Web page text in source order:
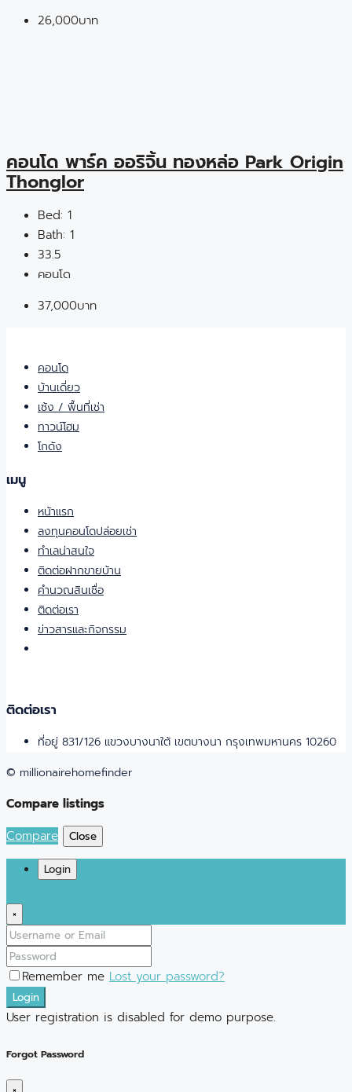
26,000บาท
คอนโด พาร์ค ออริจิ้น ทองหล่อ Park Origin
Thonglor
Bed: 1
Bath: 1
33.5
คอนโด
37,000บาท
คอนโด
บ้านเดี่ยว
เซ้ง / พื้นที่เช่า
ทาวน์โฮม
โกดัง
เมนู
หน้าแรก
ลงทุนคอนโดปล่อยเช่า
ทำเลน่าสนใจ
ติดต่อฝากขายบ้าน
คำนวณสินเชื่อ
ติดต่อเรา
ข่าวสารและกิจกรรม
ติดต่อเรา
ที่อยู่ 831/126 แขวงบางนาใต้ เขตบางนา กรุงเทพมหานคร 10260
© millionairehomefinder
Compare listings
Compare
Close
Login
×
Remember me Lost your password?
Login
User registration is disabled for demo purpose.
Forgot Password